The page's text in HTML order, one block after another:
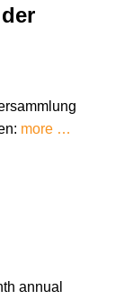
more …
annual